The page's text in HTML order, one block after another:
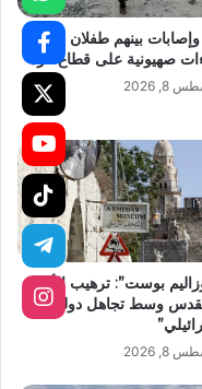
بينهم طفلان في
صهيونية على قطاع غزة
8, 2026
بوست”: ترهيب الأرمن
وسط تجاهل دولي
8, 2026